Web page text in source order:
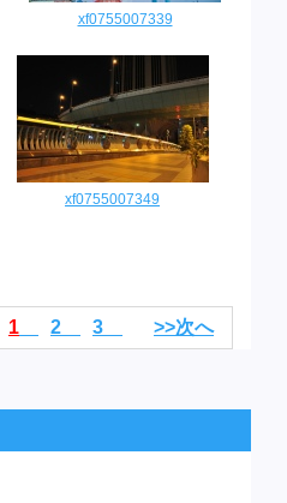
xf0755007339
xf0755007349
1 2 3 >>次へ